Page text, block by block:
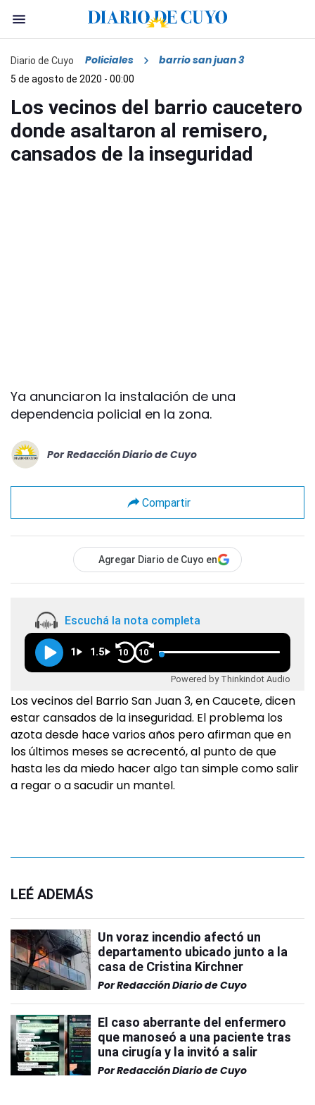
Diario de Cuyo Policiales barrio san juan 3
5 de agosto de 2020 - 00:00
Los vecinos del barrio caucetero
donde asaltaron al remisero,
cansados de la inseguridad
Ya anunciaron la instalación de una
dependencia policial en la zona.
Por Redacción Diario de Cuyo
Compartir
Agregar Diario de Cuyo en
Escuchá la nota completa
1 1.5 10 10
Powered by Thinkindot Audio
Los vecinos del Barrio San Juan 3, en Caucete, dicen
estar cansados de la inseguridad. El problema los
azota desde hace varios años pero afirman que en
los últimos meses se acrecentó, al punto de que
hasta les da miedo hacer algo tan simple como salir
a regar o a sacudir un mantel.
LEÉ ADEMÁS
Un voraz incendio afectó un
departamento ubicado junto a la
casa de Cristina Kirchner
PorRedacción Diario de Cuyo
El caso aberrante del enfermero
que manoseó a una paciente tras
una cirugía y la invitó a salir
PorRedacción Diario de Cuyo